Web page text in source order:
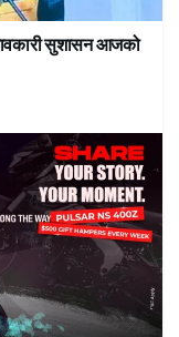
सुशासन आजको